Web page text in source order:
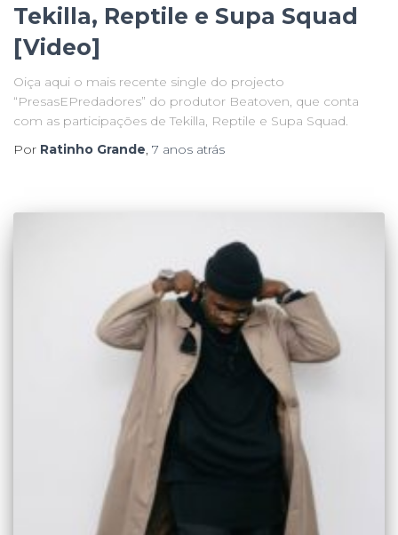
Tekilla, Reptile e Supa Squad
[Video]
Oiça aqui o mais recente single do projecto
“PresasEPredadores” do produtor Beatoven, que conta
com as participações de Tekilla, Reptile e Supa Squad.
Por Ratinho Grande, 7 anos atrás